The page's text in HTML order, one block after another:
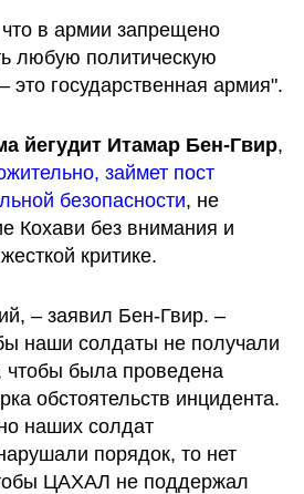
в армии запрещено
любую политическую
государственная армия".
йегудит Итамар Бен-Гвир,
займет пост
безопасности, не
Кохави без внимания и
критике.
– заявил Бен-Гвир. –
наши солдаты не получали
чтобы была проведена
обстоятельств инцидента.
наших солдат
порядок, то нет
ЦАХАЛ не поддержал